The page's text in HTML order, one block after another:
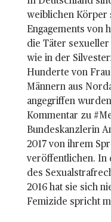
weiblichen Körper
Engagements von
die Täter
wie in der
Hunderte von
Männern aus
angegriffen
Kommentar zu
Bundeskanzlerin
2017 von ihrem
veröffentlichen. In
des
2016 hat sie sich
Femizide spricht